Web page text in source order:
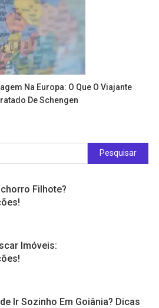
Na Europa: O Que O Viajante
De Schengen
Pesquisar
por:
Filhote?
Imóveis:
Ir Sozinho Em Goiânia? Dicas